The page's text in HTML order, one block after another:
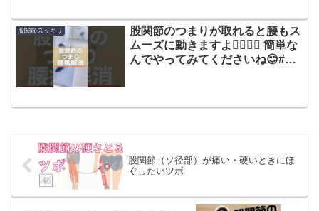
ネル登録はこちらから↓♯股関節痛を自分
で治せる無...
股関節スッキリ
股関節のつまりが取れると腰もス
ムーズに動きますよ🙆‍♂️🙆‍♂️ 簡単な
んでやってみてくださいね😊#腰
股関節（ソ径部）が痛い・硬いときにほ
ぐしたいツボ